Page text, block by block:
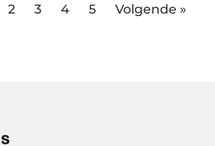
2 3 4 5 Volgende »